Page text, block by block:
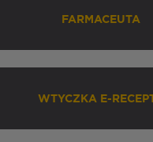
FARMACEUTA
WTYCZKA E-